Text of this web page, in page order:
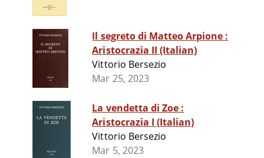
Il segreto di Matteo Arpione :
Aristocrazia II (Italian)
Vittorio Bersezio
Mar 25, 2023
La vendetta di Zoe :
Aristocrazia I (Italian)
Vittorio Bersezio
Mar 5, 2023